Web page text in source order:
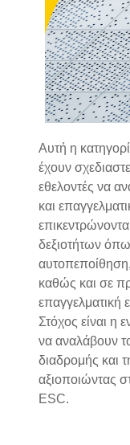
Αυτή η
έχουν
εθελοντές να
και
δεξιοτήτων
καθώς και σε
επαγγελματική
Στόχος είναι
να αναλάβουν
διαδρομής και
αξιοποιώντας
ESC.